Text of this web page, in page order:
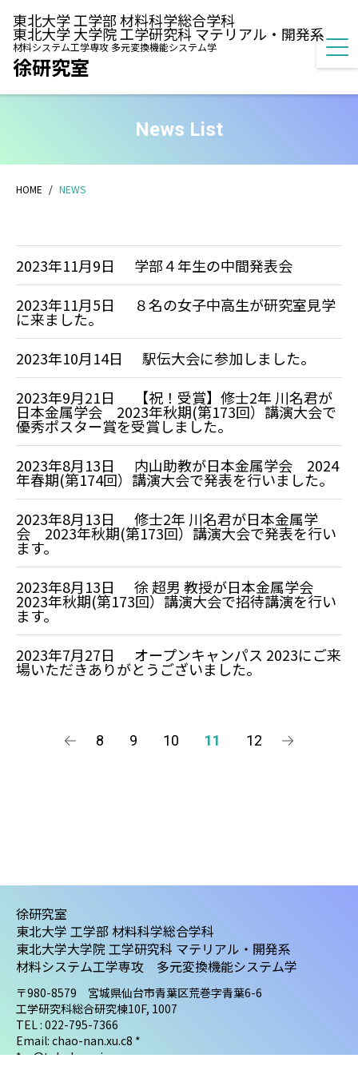
東北大学 工学部 材料科学総合学科
東北大学 大学院 工学研究科 マテリアル・開発系
材料システム工学専攻 多元変換機能システム学
徐研究室
News List
HOME NEWS
2023年11月9日
学部４年生の中間発表会
2023年11月5日
８名の女子中高生が研究室見学
に来ました。
2023年10月14日
駅伝大会に参加しました。
2023年9月21日
【祝！受賞】修士2年 川名君が
日本金属学会 2023年秋期(第173回）講演大会で
優秀ポスター賞を受賞しました。
2023年8月13日
内山助教が日本金属学会 2024
年春期(第174回）講演大会で発表を行いました。
2023年8月13日
修士2年 川名君が日本金属学
会 2023年秋期(第173回）講演大会で発表を行い
ます。
2023年8月13日
徐 超男 教授が日本金属学会
2023年秋期(第173回）講演大会で招待講演を行い
ます。
2023年7月27日
オープンキャンパス 2023にご来
場いただきありがとうございました。
8 9 10 11 12
徐研究室
東北大学 工学部 材料科学総合学科
東北大学大学院 工学研究科 マテリアル・開発系
材料システム工学専攻 多元変換機能システム学
〒980-8579 宮城県仙台市青葉区荒巻字青葉6-6
工学研究科総合研究棟10F, 1007
TEL : 022-795-7366
Email: chao-nan.xu.c8 *
* = @tohoku.ac.jp